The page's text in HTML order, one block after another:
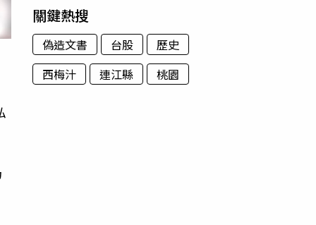
關鍵熱搜
偽造文書 台股
歷史
西梅汁
連江縣 桃園